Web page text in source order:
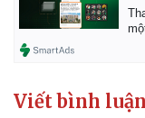
Viết bình luận